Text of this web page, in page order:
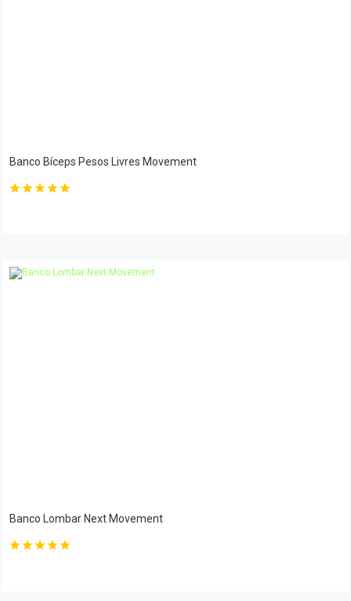
Banco Bíceps Pesos Livres Movement
Banco Lombar Next Movement